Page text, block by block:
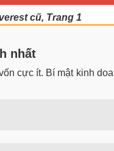
cũ, Trang 1
nhất
cực ít. Bí mật kinh